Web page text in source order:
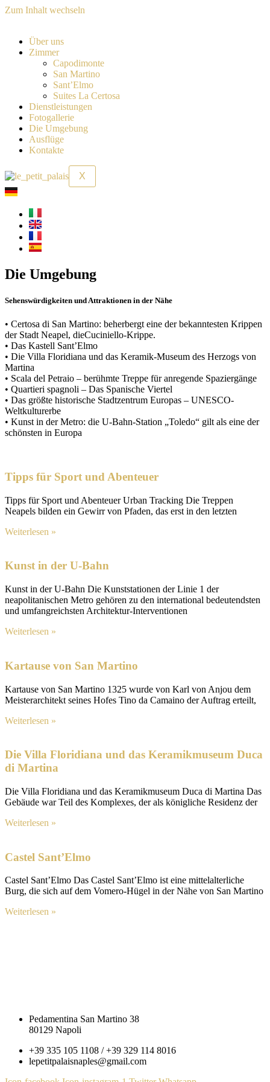
Zum Inhalt wechseln
Über uns
Zimmer
Capodimonte
San Martino
Sant’Elmo
Suites La Certosa
Dienstleistungen
Fotogallerie
Die Umgebung
Ausflüge
Kontakte
X
Die Umgebung
Sehenswürdigkeiten und Attraktionen in der Nähe
• Certosa di San Martino: beherbergt eine der bekanntesten Krippen
der Stadt Neapel, dieCuciniello-Krippe.
• Das Kastell Sant’Elmo
• Die Villa Floridiana und das Keramik-Museum des Herzogs von
Martina
• Scala del Petraio – berühmte Treppe für anregende Spaziergänge
• Quartieri spagnoli – Das Spanische Viertel
• Das größte historische Stadtzentrum Europas – UNESCO-
Weltkulturerbe
• Kunst in der Metro: die U-Bahn-Station „Toledo“ gilt als eine der
schönsten in Europa
Tipps für Sport und Abenteuer
Tipps für Sport und Abenteuer Urban Tracking Die Treppen
Neapels bilden ein Gewirr von Pfaden, das erst in den letzten
Weiterlesen »
Kunst in der U-Bahn
Kunst in der U-Bahn Die Kunststationen der Linie 1 der
neapolitanischen Metro gehören zu den international bedeutendsten
und umfangreichsten Architektur-Interventionen
Weiterlesen »
Kartause von San Martino
Kartause von San Martino 1325 wurde von Karl von Anjou dem
Meisterarchitekt seines Hofes Tino da Camaino der Auftrag erteilt,
Weiterlesen »
Die Villa Floridiana und das Keramikmuseum Duca
di Martina
Die Villa Floridiana und das Keramikmuseum Duca di Martina Das
Gebäude war Teil des Komplexes, der als königliche Residenz der
Weiterlesen »
Castel Sant’Elmo
Castel Sant’Elmo Das Castel Sant’Elmo ist eine mittelalterliche
Burg, die sich auf dem Vomero-Hügel in der Nähe von San Martino
Weiterlesen »
Pedamentina San Martino 38
80129 Napoli
+39 335 105 1108 / +39 329 114 8016
lepetitpalaisnaples@gmail.com